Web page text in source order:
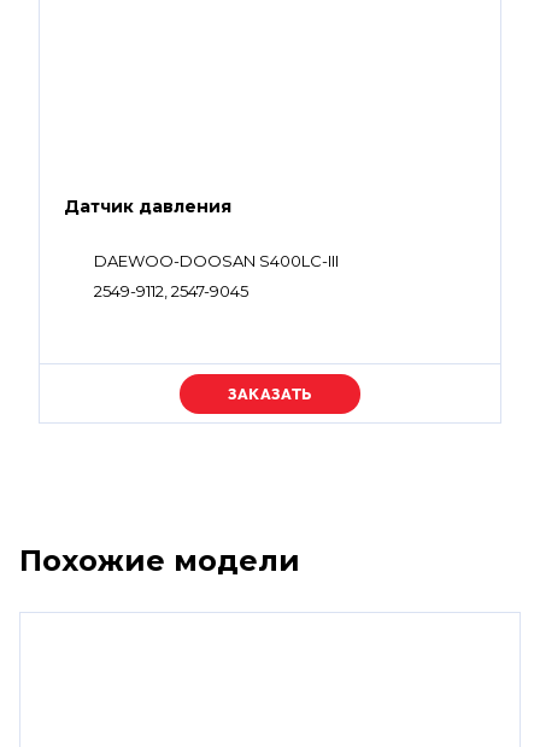
Датчик давления
DAEWOO-DOOSAN S400LC-III
2549-9112, 2547-9045
Уточняйте цену
Похожие модели